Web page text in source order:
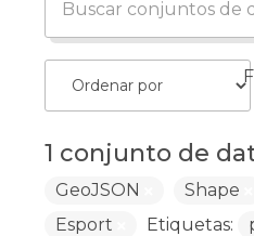
1 conjunto de
GeoJSON Shape
Esport
Etiquetas: